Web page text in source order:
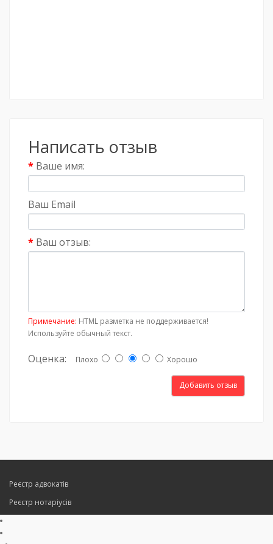
Написать отзыв
Ваше имя:
Ваш Email
Ваш отзыв:
Примечание: HTML разметка не поддерживается!
Используйте обычный текст.
Оценка: Плохо Хорошо
Добавить отзыв
Реєстр адвокатів
Реєстр нотаріусів